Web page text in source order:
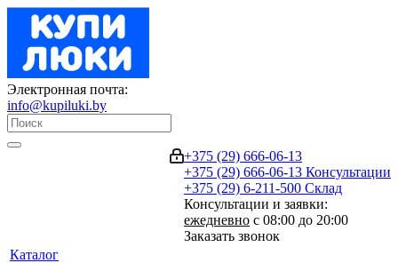
Электронная почта:
info@kupiluki.by
+375 (29) 666-06-13
+375 (29) 666-06-13 Консультации
+375 (29) 6-211-500 Склад
Консультации и заявки:
ежедневно с 08:00 до 20:00
Заказать звонок
Каталог